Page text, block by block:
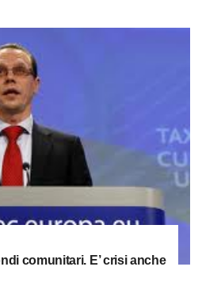
comunitari. E’ crisi anche